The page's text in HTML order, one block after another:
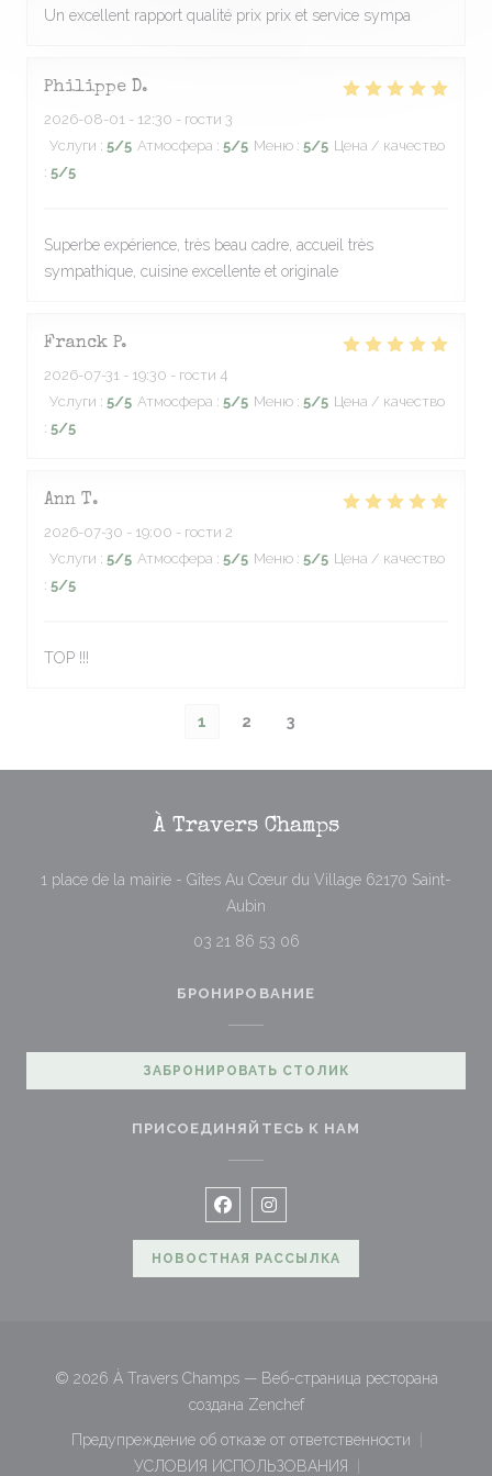
Un excellent rapport qualité prix prix et service sympa
Philippe D
2026-08-01 - 12:30 - гости 3
Услуги : 5/5 Атмосфера : 5/5 Меню : 5/5 Цена / качество
: 5/5
Superbe expérience, très beau cadre, accueil très
sympathique, cuisine excellente et originale
Franck P
2026-07-31 - 19:30 - гости 4
Услуги : 5/5 Атмосфера : 5/5 Меню : 5/5 Цена / качество
: 5/5
Ann T
2026-07-30 - 19:00 - гости 2
Услуги : 5/5 Атмосфера : 5/5 Меню : 5/5 Цена / качество
: 5/5
TOP !!!
1 2 3
À Travers Champs
1 place de la mairie - Gîtes Au Cœur du Village 62170 Saint-
Aubin
03 21 86 53 06
БРОНИРОВАНИЕ
ЗАБРОНИРОВАТЬ СТОЛИК
ПРИСОЕДИНЯЙТЕСЬ К НАМ
Facebook ((открывается в
Instagram ((открывается в
НОВОСТНАЯ РАССЫЛКА
© 2026 À Travers Champs — Веб-страница ресторана
создана Zenchef((открывается в новом
Предупреждение об отказе от ответственности
((открывается в новом окне))
УСЛОВИЯ ИСПОЛЬЗОВАНИЯ